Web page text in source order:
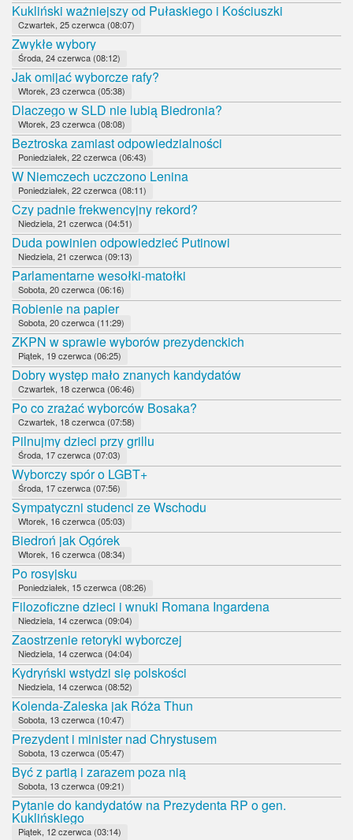
Kukliński ważniejszy od Pułaskiego i Kościuszki
Czwartek, 25 czerwca (08:07)
Zwykłe wybory
Środa, 24 czerwca (08:12)
Jak omijać wyborcze rafy?
Wtorek, 23 czerwca (05:38)
Dlaczego w SLD nie lubią Biedronia?
Wtorek, 23 czerwca (08:08)
Beztroska zamiast odpowiedzialności
Poniedziałek, 22 czerwca (06:43)
W Niemczech uczczono Lenina
Poniedziałek, 22 czerwca (08:11)
Czy padnie frekwencyjny rekord?
Niedziela, 21 czerwca (04:51)
Duda powinien odpowiedzieć Putinowi
Niedziela, 21 czerwca (09:13)
Parlamentarne wesołki-matołki
Sobota, 20 czerwca (06:16)
Robienie na papier
Sobota, 20 czerwca (11:29)
ZKPN w sprawie wyborów prezydenckich
Piątek, 19 czerwca (06:25)
Dobry występ mało znanych kandydatów
Czwartek, 18 czerwca (06:46)
Po co zrażać wyborców Bosaka?
Czwartek, 18 czerwca (07:58)
Pilnujmy dzieci przy grillu
Środa, 17 czerwca (07:03)
Wyborczy spór o LGBT+
Środa, 17 czerwca (07:56)
Sympatyczni studenci ze Wschodu
Wtorek, 16 czerwca (05:03)
Biedroń jak Ogórek
Wtorek, 16 czerwca (08:34)
Po rosyjsku
Poniedziałek, 15 czerwca (08:26)
Filozoficzne dzieci i wnuki Romana Ingardena
Niedziela, 14 czerwca (09:04)
Zaostrzenie retoryki wyborczej
Niedziela, 14 czerwca (04:04)
Kydryński wstydzi się polskości
Niedziela, 14 czerwca (08:52)
Kolenda-Zaleska jak Róża Thun
Sobota, 13 czerwca (10:47)
Prezydent i minister nad Chrystusem
Sobota, 13 czerwca (05:47)
Być z partią i zarazem poza nią
Sobota, 13 czerwca (09:21)
Pytanie do kandydatów na Prezydenta RP o gen.
Kuklińskiego
Piątek, 12 czerwca (03:14)